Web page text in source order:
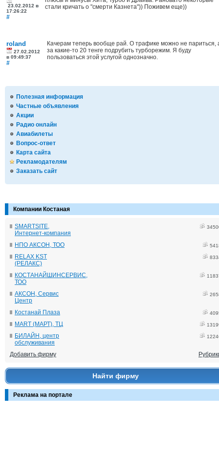
Полезная информация
Частные объявления
Акции
Радио онлайн
Авиабилеты
Вопрос-ответ
Карта сайта
Рекламодателям
Заказать сайт
Компании Костаная
SMARTSITE,
Интернет-компания
НПО АКСОН, ТОО
RELAX KST
(РЕЛАКС)
КОСТАНАЙШИНСЕРВИС,
ТОО
АКСОН, Сервис
Центр
Костанай Плаза
MART (МАРТ), ТЦ
БИЛАЙН, центр
обслуживания
Добавить фирму
Найти фирму
Реклама на портале
23.02.2012 в
17:26:22
#
стали кричать о "смерти Казнета")) Поживем еще))
roland
27.02.2012
в 09:49:37
#
Качерам теперь вообще рай. О трафике можно не париться,
за какие-то 20 тенге подрубить турборежим. Я буду
пользоваться этой услугой однозначно.